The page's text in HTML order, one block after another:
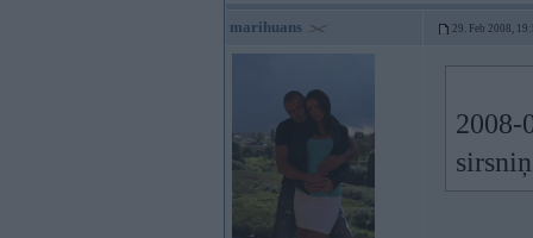
marihuans 29. Feb 2008,
2008-